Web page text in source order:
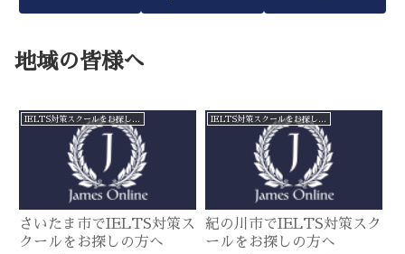
地域の皆様へ
IELTS対策スクールをお探しの方へ
さいたま市でIELTS対策ス
クールをお探しの方へ
IELTS対策スクールをお探しの方へ
紀の川市でIELTS対策スク
ールをお探しの方へ